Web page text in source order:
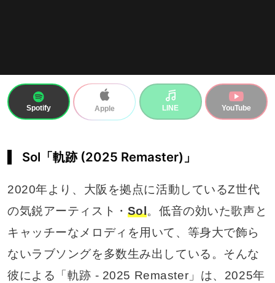
Spotify Apple LINE YouTube
Sol「軌跡 (2025 Remaster)」
2020年より、大阪を拠点に活動しているZ世代
の気鋭アーティスト・ Sol。低音の効いた歌声と
キャッチーなメロディを用いて、等身大で飾ら
ないラブソングを多数生み出している。そんな
彼による「軌跡 - 2025 Remaster」は、2025年